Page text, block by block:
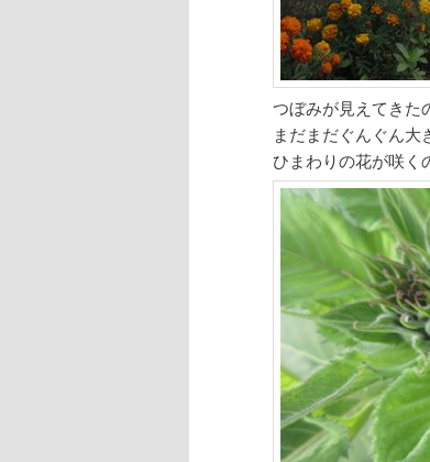
つぼみが見えてきた
まだまだぐんぐん大
ひまわりの花が咲く